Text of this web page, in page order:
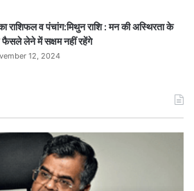
राशिफल व पंचांग:मिथुन राशि : मन की अस्थिरता के
फैसले लेने में सक्षम नहीं रहेंगे
12, 2024